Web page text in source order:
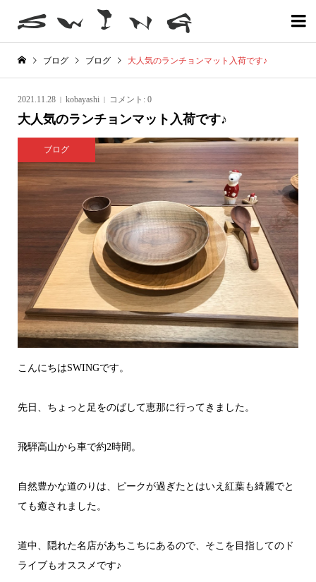

ブログ ブログ 大人気のランチョンマット入荷です♪
2021.11.28 kobayashi コメント: 0
大人気のランチョンマット入荷です♪
ブログ
こんにちはSWINGです。
先日、ちょっと足をのばして恵那に行ってきました。
飛騨高山から車で約2時間。
自然豊かな道のりは、ピークが過ぎたとはいえ紅葉も綺麗でと
ても癒されました。
道中、隠れた名店があちこちにあるので、そこを目指してのド
ライブもオススメです♪